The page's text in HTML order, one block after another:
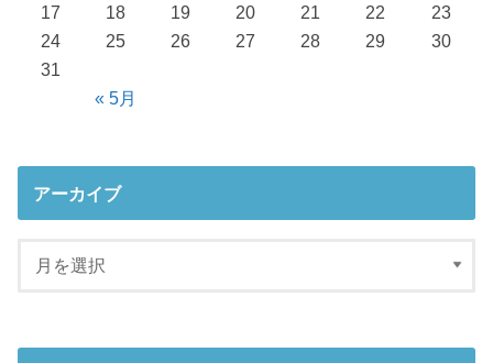
« 5月
17
18 19 20 21 22
23
24
25 26 27 28 29
30
31
アーカイブ